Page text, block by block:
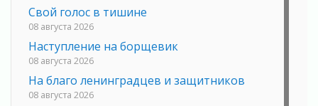
Свой голос в тишине
08 августа 2026
Наступление на борщевик
08 августа 2026
На благо ленинградцев и защитников
08 августа 2026